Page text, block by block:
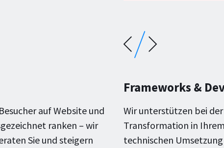
auf Website und
ranken – wir
Sie und steigern
Frameworks &
Wir unterstützen bei
Transformation in
technischen